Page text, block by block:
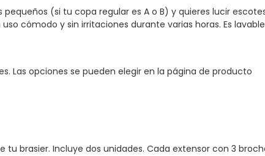
(si tu copa regular es A o B) y quieres lucir
cómodo y sin irritaciones durante varias horas. Es
Las opciones se pueden elegir en la página de producto
brasier. Incluye dos unidades. Cada extensor con 3